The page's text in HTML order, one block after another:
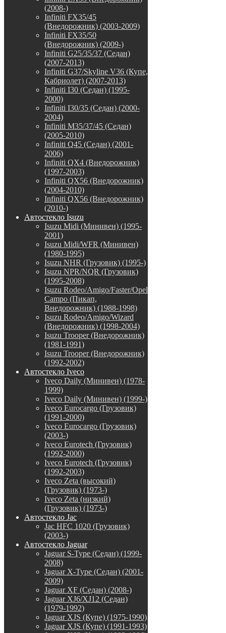
(2008-)
Infiniti FX35/45
(Внедорожник) (2003-2009)
Infiniti FX35/50
(Внедорожник) (2009-)
Infiniti G25/35/37 (Седан)
(2007-2013)
Infiniti G37/Skyline V36 (Купе,
Кабриолет) (2007-2013)
Infiniti I30 (Седан) (1995-
2000)
Infiniti I30/35 (Седан) (2000-
2004)
Infiniti M35/37/45 (Седан)
(2005-2010)
Infiniti Q45 (Седан) (2001-
2006)
Infiniti QX4 (Внедорожник)
(1997-2003)
Infiniti QX56 (Внедорожник)
(2004-2010)
Infiniti QX56 (Внедорожник)
(2010-)
Автостекло Isuzu
Isuzu Midi (Минивен) (1995-
2001)
Isuzu Midi/WFR (Минивен)
(1980-1995)
Isuzu NHR (Грузовик) (1995-)
Isuzu NPR/NQR (Грузовик)
(1995-2008)
Isuzu Rodeo/Amigo/Faster/Opel
Campo (Пикап,
Внедорожник) (1988-1998)
Isuzu Rodeo/Amigo/Wizard
(Внедорожник) (1998-2004)
Isuzu Trooper (Внедорожник)
(1981-1991)
Isuzu Trooper (Внедорожник)
(1992-2002)
Автостекло Iveco
Iveco Daily (Минивен) (1978-
1999)
Iveco Daily (Минивен) (1999-)
Iveco Eurocargo (Грузовик)
(1991-2000)
Iveco Eurocargo (Грузовик)
(2003-)
Iveco Eurotech (Грузовик)
(1992-2000)
Iveco Eurotech (Грузовик)
(1992-2003)
Iveco Zeta (высокий)
(Грузовик) (1973-)
Iveco Zeta (низкий)
(Грузовик) (1973-)
Автостекло Jac
Jac HFC 1020 (Грузовик)
(2003-)
Автостекло Jaguar
Jaguar S-Type (Седан) (1999-
2008)
Jaguar X-Type (Седан) (2001-
2009)
Jaguar XF (Седан) (2008-)
Jaguar XJ6/XJ12 (Седан)
(1979-1992)
Jaguar XJS (Купе) (1975-1990)
Jaguar XJS (Купе) (1991-1993)